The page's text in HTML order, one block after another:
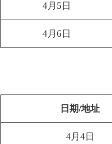
4月 5 日
4月 6日
日期/地址
4月4日